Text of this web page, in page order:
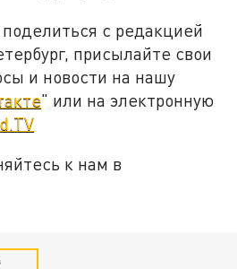
с редакцией
присылайте свои
и новости на нашу
" или на электронную
к нам в